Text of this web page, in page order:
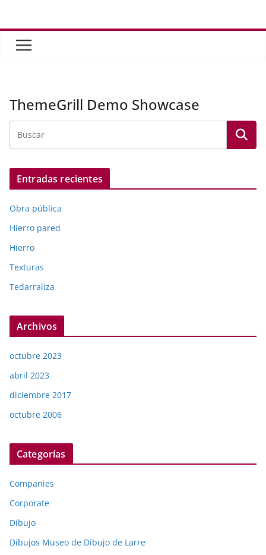
contenido
ThemeGrill Demo Showcase
Entradas recientes
Obra pública
Hierro pared
Hierro
Texturas
Tedarraliza
Archivos
octubre 2023
abril 2023
diciembre 2017
octubre 2006
Categorías
Companies
Corporate
Dibujo
Dibujos Museo de Dibujo de Larre